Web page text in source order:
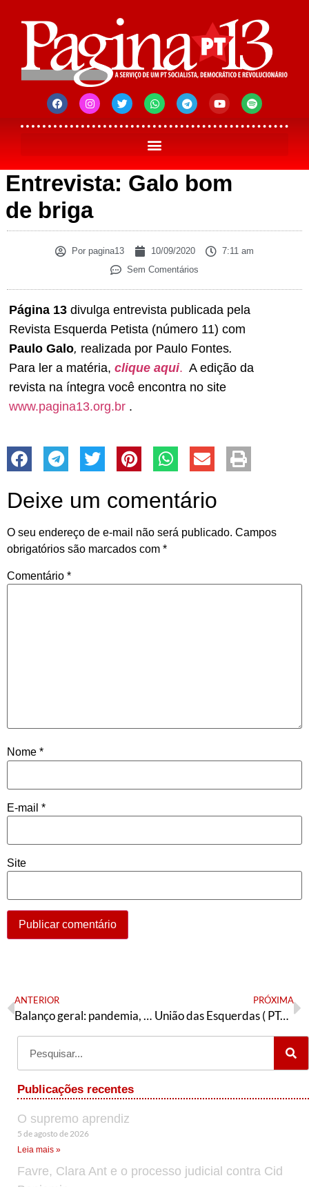
Entrevista: Galo bom
de briga
Por pagina13 10/09/2020
7:11 am
Sem Comentários
Página 13 divulga entrevista publicada pela
Revista Esquerda Petista (número 11) com
Paulo Galo, realizada por Paulo Fontes.
Para ler a matéria, clique aqui. A edição da
revista na íntegra você encontra no site
www.pagina13.org.br .
Deixe um comentário
O seu endereço de e-mail não será publicado. Campos
obrigatórios são marcados com *
Comentário *
Nome *
E-mail *
Site
ANTERIOR
Balanço geral: pandemia, neoliberalismo e classe trabalhadora
PRÓXIMA
União das Esquerdas ( PT– III): as interferências nos diretórios do interior
Publicações recentes
O supremo aprendiz
5 de agosto de 2026
Leia mais »
Favre, Clara Ant e o processo judicial contra Cid